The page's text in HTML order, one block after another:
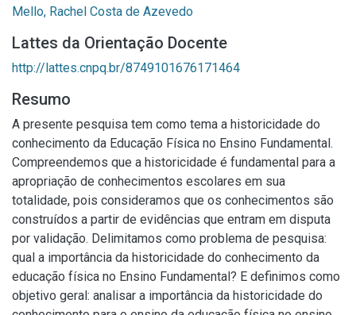
Mello, Rachel Costa de Azevedo
Lattes da Orientação Docente
http://lattes.cnpq.br/8749101676171464
Resumo
A presente pesquisa tem como tema a historicidade do
conhecimento da Educação Física no Ensino Fundamental.
Compreendemos que a historicidade é fundamental para a
apropriação de conhecimentos escolares em sua
totalidade, pois consideramos que os conhecimentos são
construídos a partir de evidências que entram em disputa
por validação. Delimitamos como problema de pesquisa:
qual a importância da historicidade do conhecimento da
educação física no Ensino Fundamental? E definimos como
objetivo geral: analisar a importância da historicidade do